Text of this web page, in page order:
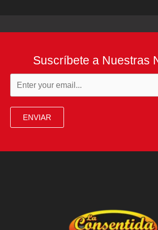
Suscríbete a Nuestras
ENVIAR